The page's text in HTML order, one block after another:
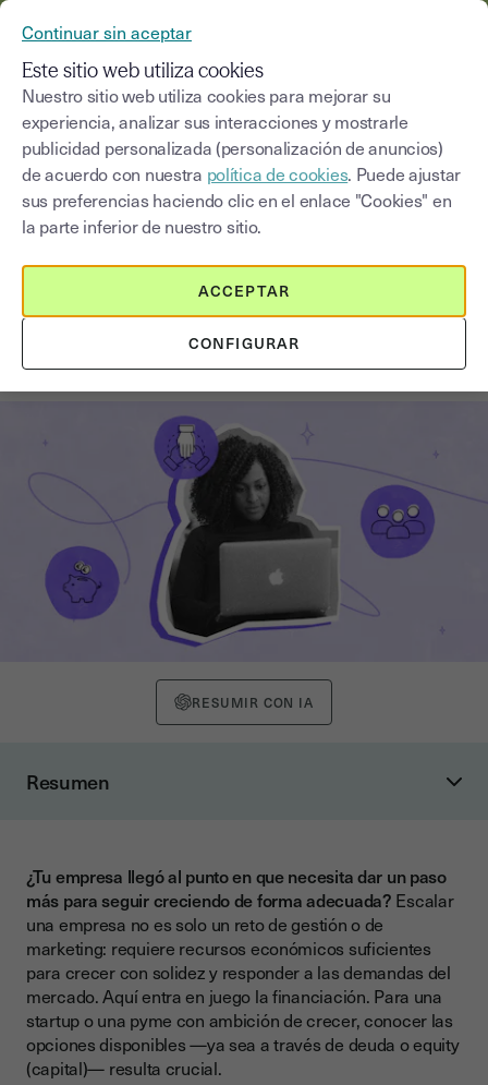
Blog
Seleccionar una categoría Saisissez un terme
Financiación para escalar tu
empresa: deuda VS equity
RESUMIR CON IA
Resumen
Etapas de la financiación para startups
Seed o pre-seed
Serie A
Serie B y posteriores
Deuda VS Equity: ¿qué opción elegir?
Estrategias para atraer inversores y asegurar financiación
¿Tu empresa llegó al punto en que necesita dar un paso
más para seguir creciendo de forma adecuada? Escalar
una empresa no es solo un reto de gestión o de
marketing: requiere recursos económicos suficientes
para crecer con solidez y responder a las demandas del
mercado. Aquí entra en juego la financiación. Para una
startup o una pyme con ambición de crecer, conocer las
opciones disponibles —ya sea a través de deuda o equity
(capital)— resulta crucial.
Continuar sin aceptar
Este sitio web utiliza cookies
Nuestro sitio web utiliza cookies para mejorar su
experiencia, analizar sus interacciones y mostrarle
publicidad personalizada (personalización de anuncios)
de acuerdo con nuestra política de cookies. Puede ajustar
sus preferencias haciendo clic en el enlace "Cookies" en
la parte inferior de nuestro sitio.
CONFIGURAR
ACCEPTAR